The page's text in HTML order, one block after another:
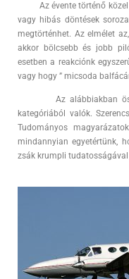
Az évente történő közel
vagy hibás döntések
megtörténhet. Az elmélet
akkor bölcsebb és jobb
esetben a reakciónk
vagy hogy ” micsoda
Az alábbiakban
kategóriából valók.
Tudományos
mindannyian egyetértünk,
zsák krumpli